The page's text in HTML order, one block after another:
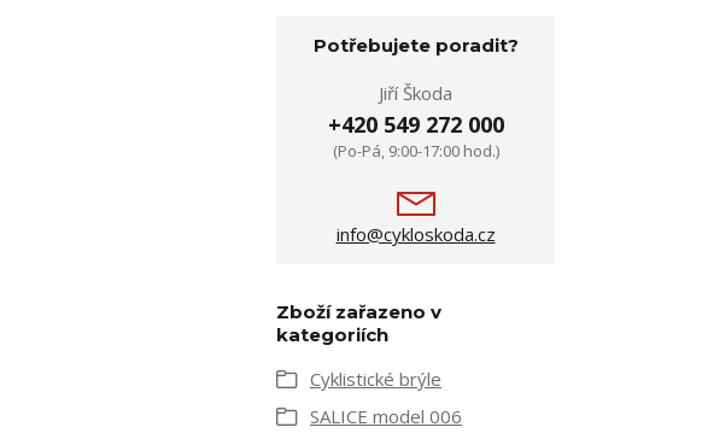
Potřebujete poradit?
Jiří Škoda
+420 549 272 000
(Po-Pá, 9:00-17:00 hod.)
info@cykloskoda.cz
Zboží zařazeno v
kategoriích
Cyklistické brýle
SALICE model 006